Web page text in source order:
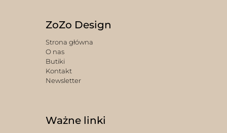
ZoZo Design
Strona główna
O nas
Butiki
Kontakt
Newsletter
Ważne linki